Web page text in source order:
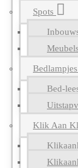
Spots
Bed-
Klik Aan